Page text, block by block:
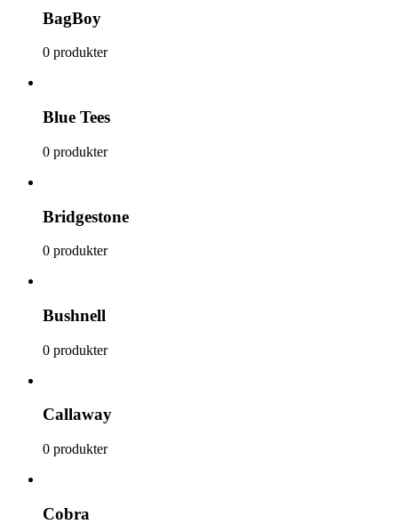
BagBoy
0 produkter
Blue Tees
0 produkter
Bridgestone
0 produkter
Bushnell
0 produkter
Callaway
0 produkter
Cobra